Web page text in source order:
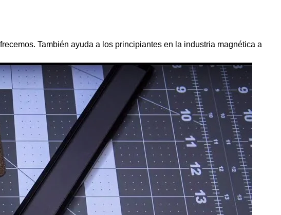
También ayuda a los principiantes en la industria magnética a